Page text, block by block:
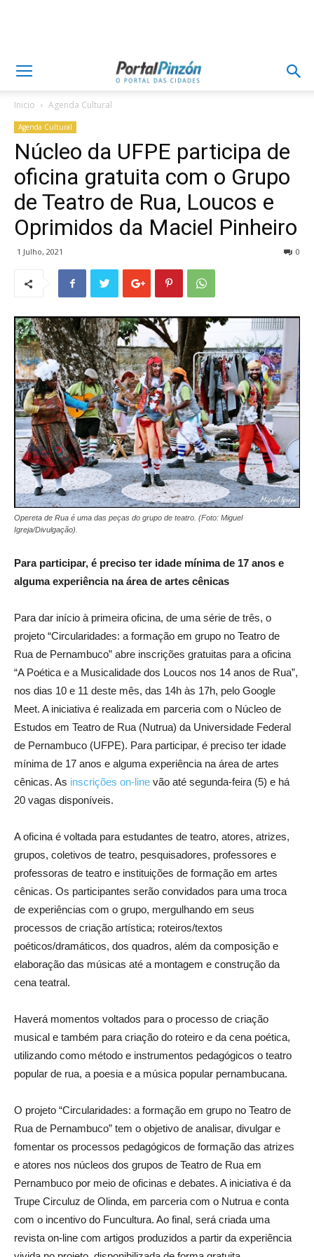
Inicio Agenda Cultural
Agenda Cultural
Núcleo da UFPE participa de
oficina gratuita com o Grupo
de Teatro de Rua, Loucos e
Oprimidos da Maciel Pinheiro
1 Julho, 2021 0
Opereta de Rua é uma das peças do grupo de teatro. (Foto: Miguel
Igreja/Divulgação).
Para participar, é preciso ter idade mínima de 17 anos e
alguma experiência na área de artes cênicas
Para dar início à primeira oficina, de uma série de três, o
projeto “Circularidades: a formação em grupo no Teatro de
Rua de Pernambuco” abre inscrições gratuitas para a oficina
“A Poética e a Musicalidade dos Loucos nos 14 anos de Rua”,
nos dias 10 e 11 deste mês, das 14h às 17h, pelo Google
Meet. A iniciativa é realizada em parceria com o Núcleo de
Estudos em Teatro de Rua (Nutrua) da Universidade Federal
de Pernambuco (UFPE). Para participar, é preciso ter idade
mínima de 17 anos e alguma experiência na área de artes
cênicas. As inscrições on-line vão até segunda-feira (5) e há
20 vagas disponíveis.
A oficina é voltada para estudantes de teatro, atores, atrizes,
grupos, coletivos de teatro, pesquisadores, professores e
professoras de teatro e instituições de formação em artes
cênicas. Os participantes serão convidados para uma troca
de experiências com o grupo, mergulhando em seus
processos de criação artística; roteiros/textos
poéticos/dramáticos, dos quadros, além da composição e
elaboração das músicas até a montagem e construção da
cena teatral.
Haverá momentos voltados para o processo de criação
musical e também para criação do roteiro e da cena poética,
utilizando como método e instrumentos pedagógicos o teatro
popular de rua, a poesia e a música popular pernambucana.
O projeto “Circularidades: a formação em grupo no Teatro de
Rua de Pernambuco” tem o objetivo de analisar, divulgar e
fomentar os processos pedagógicos de formação das atrizes
e atores nos núcleos dos grupos de Teatro de Rua em
Pernambuco por meio de oficinas e debates. A iniciativa é da
Trupe Circuluz de Olinda, em parceria com o Nutrua e conta
com o incentivo do Funcultura. Ao final, será criada uma
revista on-line com artigos produzidos a partir da experiência